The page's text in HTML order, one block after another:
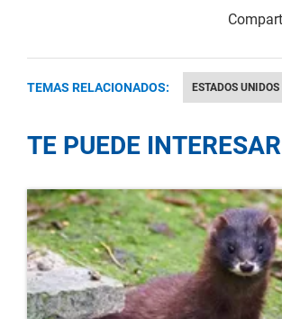
TEMAS RELACIONADOS: ESTADOS UNIDOS
TE PUEDE INTERESAR